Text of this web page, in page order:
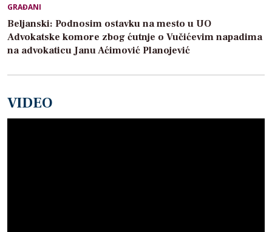
GRAĐANI
Beljanski: Podnosim ostavku na mesto u UO
Advokatske komore zbog ćutnje o Vučićevim napadima
na advokaticu Janu Aćimović Planojević
VIDEO